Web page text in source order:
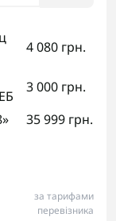
4 080 грн.
3 000 грн.
35 999 грн.
за тарифами
перевізника